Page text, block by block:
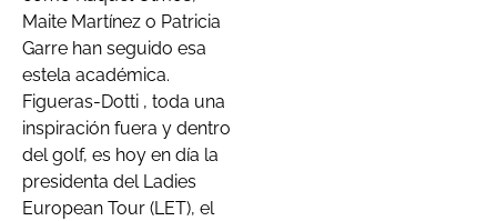
Maite Martínez o Patricia
Garre han seguido esa
estela académica.
Figueras-Dotti , toda una
inspiración fuera y dentro
del golf, es hoy en día la
presidenta del Ladies
European Tour (LET), el